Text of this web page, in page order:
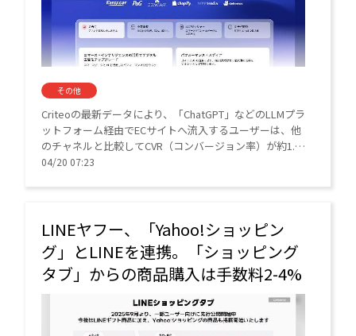
その他
Criteoの最新データにより、「ChatGPT」などのLLMプラ
ットフォーム経由でECサイトへ流入するユーザーは、他
のチャネルと比較してCVR（コンバージョン率）が約1.5
倍高いことが判明した。
04/20 07:23
LINEヤフー、「Yahoo!ショッピン
グ」とLINEを連携。「ショッピング
タブ」からの商品購入は手数料2-4%